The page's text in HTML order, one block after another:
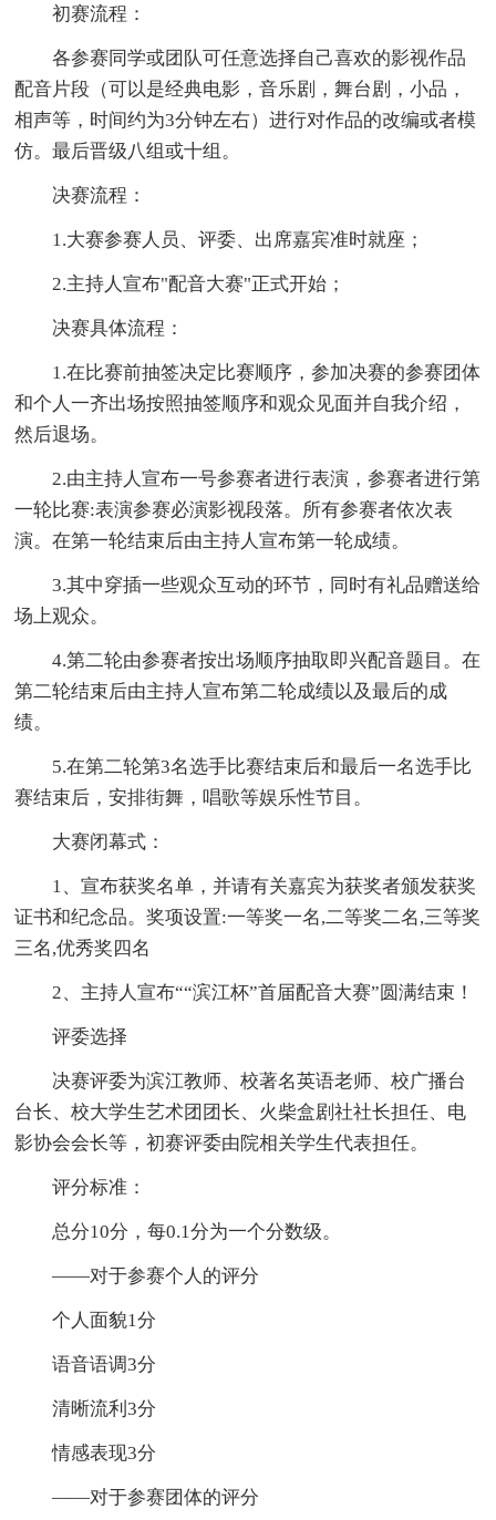
初赛流程：
各参赛同学或团队可任意选择自己喜欢的影视作品
配音片段（可以是经典电影，音乐剧，舞台剧，小品，
相声等，时间约为3分钟左右）进行对作品的改编或者模
仿。最后晋级八组或十组。
决赛流程：
1.大赛参赛人员、评委、出席嘉宾准时就座；
2.主持人宣布"配音大赛"正式开始；
决赛具体流程：
1.在比赛前抽签决定比赛顺序，参加决赛的参赛团体
和个人一齐出场按照抽签顺序和观众见面并自我介绍，
然后退场。
2.由主持人宣布一号参赛者进行表演，参赛者进行第
一轮比赛:表演参赛必演影视段落。所有参赛者依次表
演。在第一轮结束后由主持人宣布第一轮成绩。
3.其中穿插一些观众互动的环节，同时有礼品赠送给
场上观众。
4.第二轮由参赛者按出场顺序抽取即兴配音题目。在
第二轮结束后由主持人宣布第二轮成绩以及最后的成
绩。
5.在第二轮第3名选手比赛结束后和最后一名选手比
赛结束后，安排街舞，唱歌等娱乐性节目。
大赛闭幕式：
1、宣布获奖名单，并请有关嘉宾为获奖者颁发获奖
证书和纪念品。奖项设置:一等奖一名,二等奖二名,三等奖
三名,优秀奖四名
2、主持人宣布““滨江杯”首届配音大赛”圆满结束！
评委选择
决赛评委为滨江教师、校著名英语老师、校广播台
台长、校大学生艺术团团长、火柴盒剧社社长担任、电
影协会会长等，初赛评委由院相关学生代表担任。
评分标准：
总分10分，每0.1分为一个分数级。
——对于参赛个人的评分
个人面貌1分
语音语调3分
清晰流利3分
情感表现3分
——对于参赛团体的评分